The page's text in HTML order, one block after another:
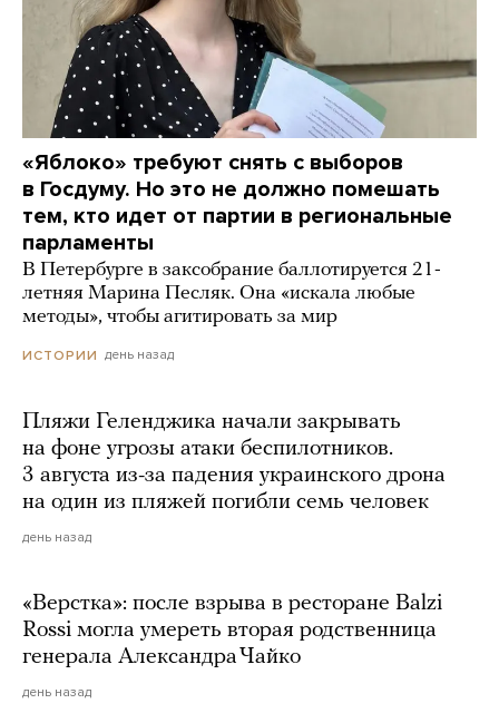
«Яблоко» требуют снять с выборов
в Госдуму. Но это не должно помешать
тем, кто идет от партии в региональные
парламенты
В Петербурге в заксобрание баллотируется 21-
летняя Марина Песляк. Она «искала любые
методы», чтобы агитировать за мир
ИСТОРИИ день назад
Пляжи Геленджика начали закрывать
на фоне угрозы атаки беспилотников.
3 августа из-за падения украинского дрона
на один из пляжей погибли семь человек
день назад
«Верстка»: после взрыва в ресторане Balzi
Rossi могла умереть вторая родственница
генерала Александра Чайко
день назад